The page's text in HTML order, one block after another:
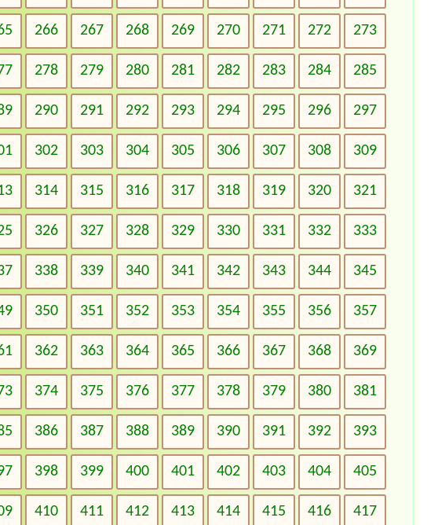
266 267 268 269 270 271 272 273
278 279 280 281 282 283 284 285
290 291 292 293 294 295 296 297
302 303 304 305 306 307 308 309
314 315 316 317 318 319 320 321
326 327 328 329 330 331 332 333
338 339 340 341 342 343 344 345
350 351 352 353 354 355 356 357
362 363 364 365 366 367 368 369
374 375 376 377 378 379 380 381
386 387 388 389 390 391 392 393
398 399 400 401 402 403 404 405
410 411 412 413 414 415 416 417